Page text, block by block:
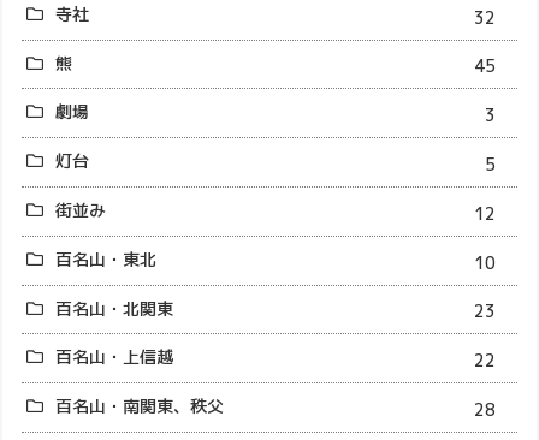
寺社
32
熊
45
劇場
3
灯台
5
街並み
12
百名山・東北
10
百名山・北関東
23
百名山・上信越
22
百名山・南関東、秩父
28